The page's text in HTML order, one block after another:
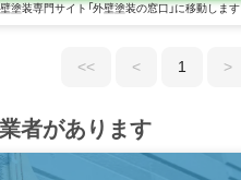
塗装専門サイト「外壁塗装の窓口」に移動します
<< < 1 >
者があります